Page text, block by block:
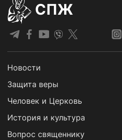
СПЖ
Новости
Защита веры
Человек и Церковь
История и культура
Вопрос священнику